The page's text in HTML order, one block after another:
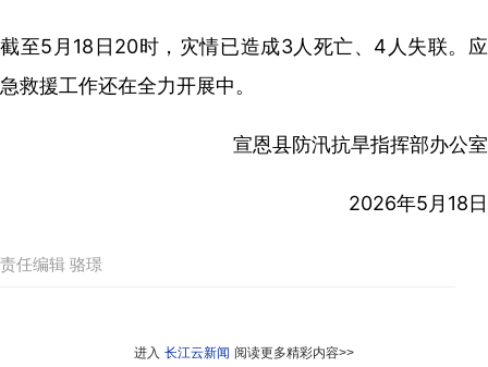
截至5月18日20时，灾情已造成3人死亡、4人失联。应
急救援工作还在全力开展中。
宣恩县防汛抗旱指挥部办公室
2026年5月18日
责任编辑 骆璟
进入 长江云新闻 阅读更多精彩内容>>